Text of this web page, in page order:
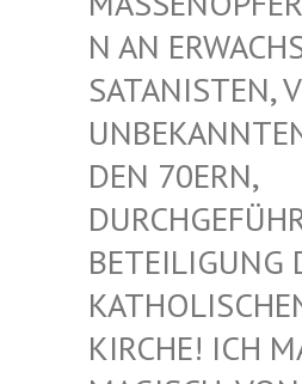
AN
ATANISTEN,
NBEKANNTEN,
EN 70ERN, D
ETEILIGUNG
ATHOLISCHEN
IRCHE! ICH